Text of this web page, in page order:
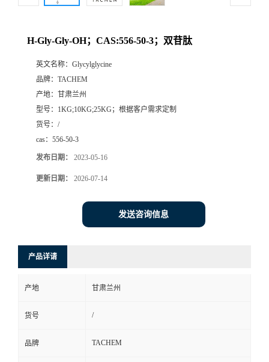
H-Gly-Gly-OH；CAS:556-50-3；双苷肽
英文名称： Glycylglycine
品牌： TACHEM
产地： 甘肃兰州
型号： 1KG;10KG;25KG；根据客户需求定制
货号： /
cas： 556-50-3
发布日期： 2023-05-16
更新日期： 2026-07-14
发送咨询信息
产品详请
产地 甘肃兰州
货号 /
品牌 TACHEM